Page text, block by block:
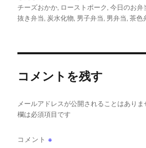
リ
ー
チーズおかか, ローストポーク,今日のお弁
抜き弁当,炭水化物, 男子弁当, 男弁当,茶色
コメントを残す
メールアドレスが公開されることはありま
欄は必須項目です
コメント※